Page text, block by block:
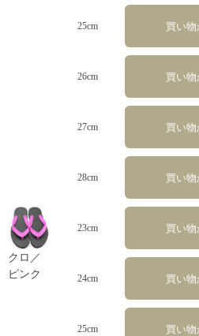
25cm 買い
26cm 買い
27cm 買い
28cm 買い
クロ／
ピンク
23cm 買い
24cm 買い
25cm 買い